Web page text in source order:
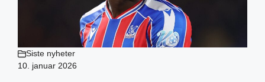
Siste nyheter
10. januar 2026